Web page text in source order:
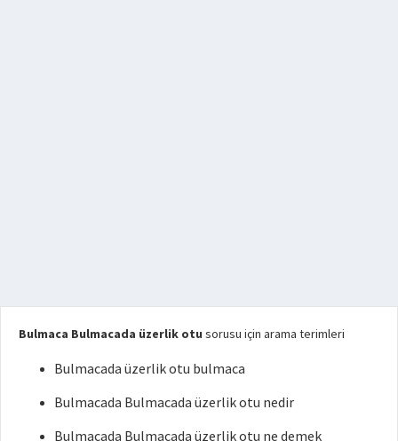
Bulmaca Bulmacada üzerlik otu sorusu için arama terimleri
Bulmacada üzerlik otu bulmaca
Bulmacada Bulmacada üzerlik otu nedir
Bulmacada Bulmacada üzerlik otu ne demek